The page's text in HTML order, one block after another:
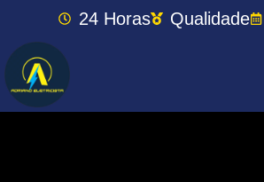
24 Horas Qualidade